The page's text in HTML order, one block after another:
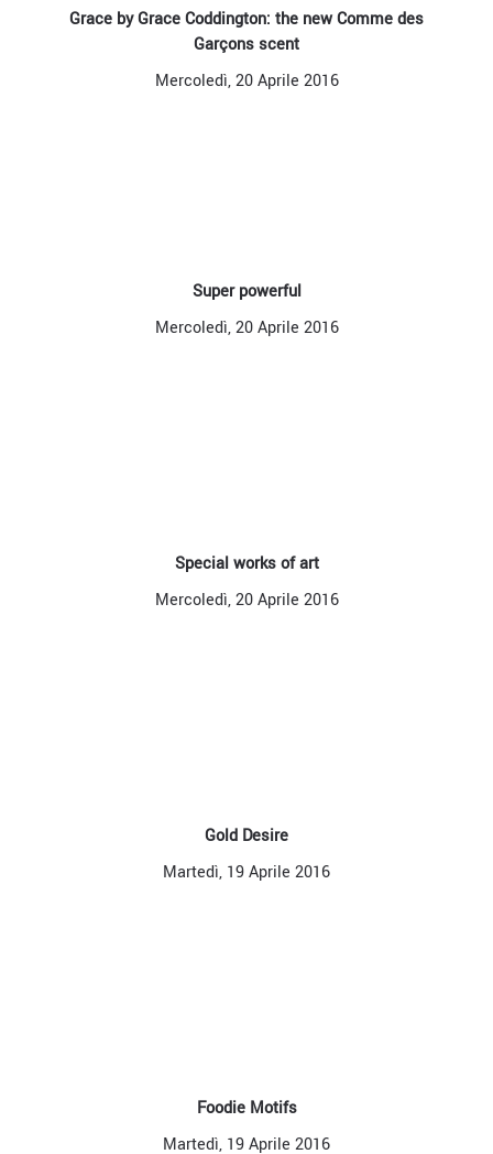
Grace by Grace Coddington: the new Comme des
Garçons scent
Mercoledì, 20 Aprile 2016
Super powerful
Mercoledì, 20 Aprile 2016
Special works of art
Mercoledì, 20 Aprile 2016
Gold Desire
Martedì, 19 Aprile 2016
Foodie Motifs
Martedì, 19 Aprile 2016